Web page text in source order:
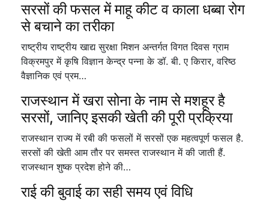
सरसों की फसल में माहू कीट व काला धब्बा रोग
से बचाने का तरीका
राष्ट्रीय राष्ट्रीय खाद्य सुरक्षा मिशन अन्तर्गत विगत दिवस ग्राम
विक्रमपुर में कृषि विज्ञान केन्द्र पन्ना के डॉ. बी. ए किरार, वरिष्ठ
वैज्ञानिक एवं प्रम…
राजस्थान में खरा सोना के नाम से मशहूर है
सरसों, जानिए इसकी खेती की पूरी प्रक्रिया
राजस्थान राज्य में रबी की फसलों में सरसों एक महत्वपूर्ण फसल है.
सरसों की खेती आम तौर पर समस्त राजस्थान में की जाती हैं.
राजस्थान शुष्क प्रदेश होने की…
राई की बुवाई का सही समय एवं विधि